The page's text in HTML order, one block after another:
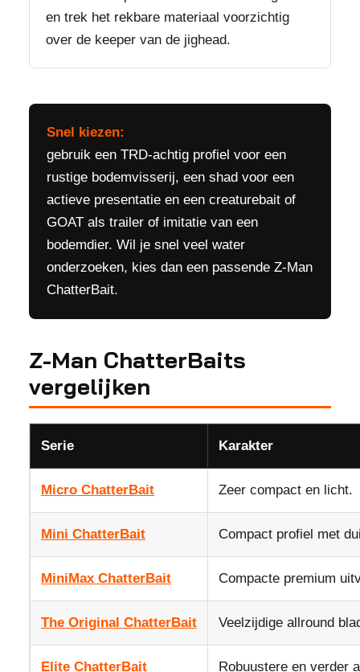
en trek het rekbare materiaal voorzichtig
over de keeper van de jighead.
Snel kiezen:
gebruik een TRD-achtig profiel voor een
rustige bodemvisserij, een shad voor een
actieve presentatie en een creaturebait of
GOAT als trailer of imitatie van een
bodemdier. Wil je snel veel water
onderzoeken, kies dan een passende Z-Man
ChatterBait.
Z-Man ChatterBaits
vergelijken
Serie Karakter
Micro ChatterBait Zeer compact en licht.
Mini ChatterBait Compact profiel met
MiniMax ChatterBait Compacte premium
The Original ChatterBait Veelzijdige allround
Elite ChatterBait Robuustere en verder